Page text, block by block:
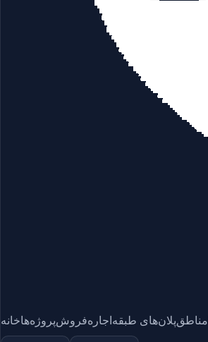
خانهپروژه‌هافروشاجارهپلان‌های طبقهمناطق